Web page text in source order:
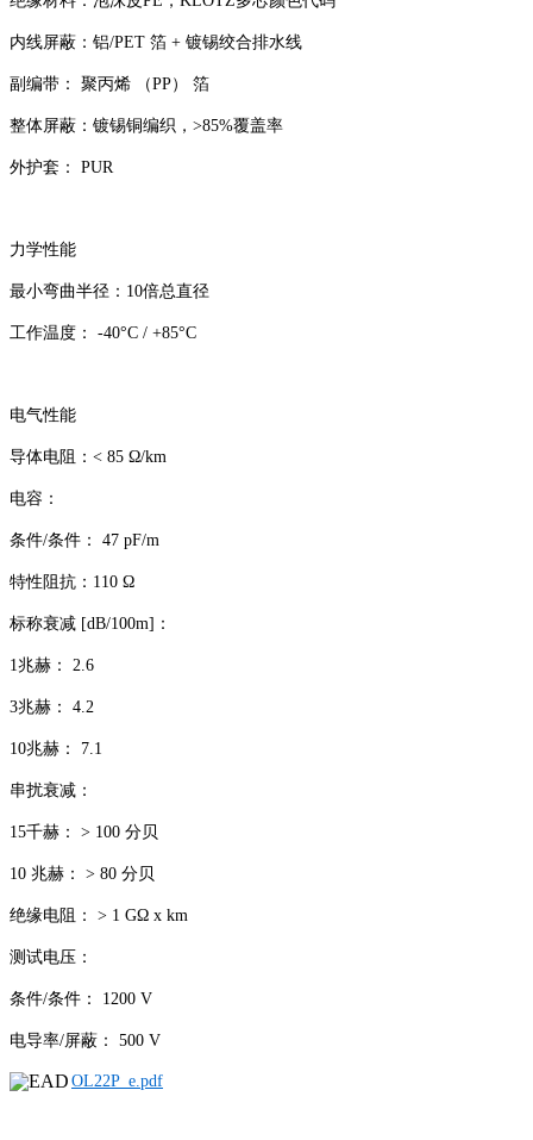
内线屏蔽：铝/PET 箔 + 镀锡绞合排水线
副编带： 聚丙烯 （PP） 箔
整体屏蔽：镀锡铜编织，>85%覆盖率
外护套： PUR
力学性能
最小弯曲半径：10倍总直径
工作温度： -40°C / +85°C
电气性能
导体电阻：< 85 Ω/km
电容：
条件/条件： 47 pF/m
特性阻抗：110 Ω
标称衰减 [dB/100m]：
1兆赫： 2.6
3兆赫： 4.2
10兆赫： 7.1
串扰衰减：
15千赫： > 100 分贝
10 兆赫： > 80 分贝
绝缘电阻： > 1 GΩ x km
测试电压：
条件/条件： 1200 V
电导率/屏蔽： 500 V
OL22P_e.pdf